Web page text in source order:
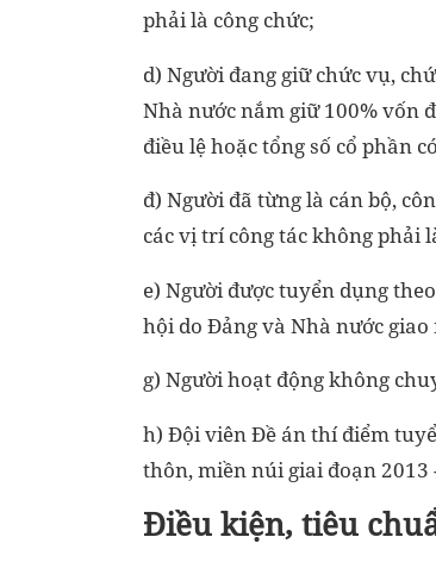
phải là công chức;
d) Người đang giữ chức vụ,
Nhà nước nắm giữ 100% vốn
điều lệ hoặc tổng số cổ phần
đ) Người đã từng là cán bộ,
các vị trí công tác không phải
e) Người được tuyển dụng
hội do Đảng và Nhà nước
g) Người hoạt động không
h) Đội viên Đề án thí điểm
thôn, miền núi giai đoạn 2013
Điều kiện, tiêu